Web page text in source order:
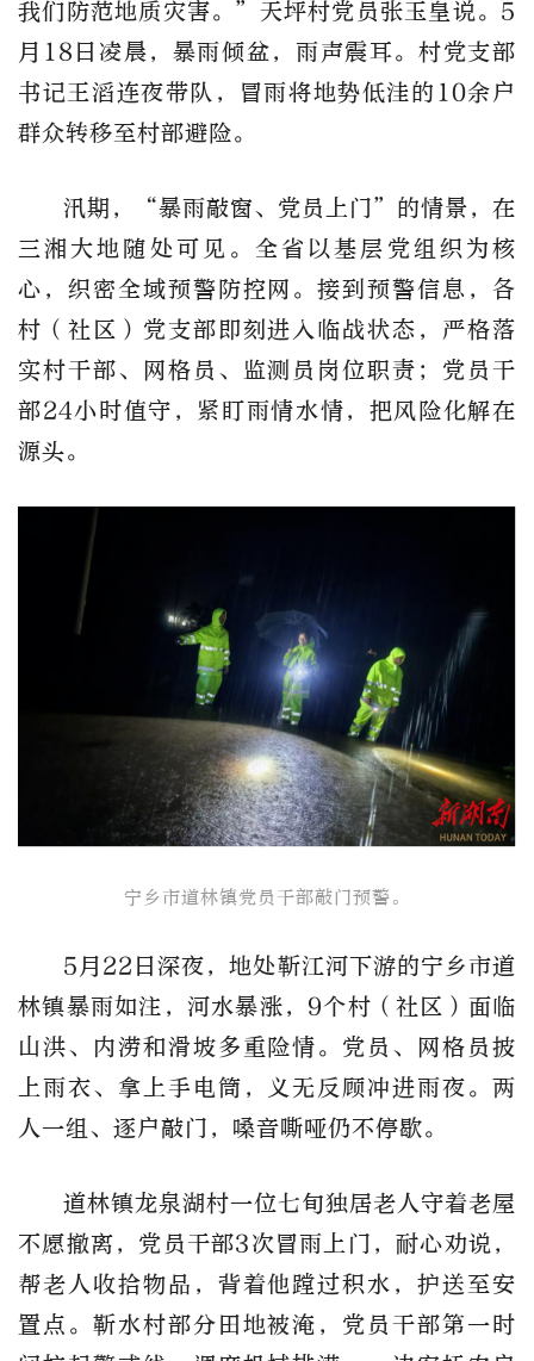
我们防范地质灾害。”天坪村党员张玉皇说。5
月18日凌晨，暴雨倾盆，雨声震耳。村党支部
书记王滔连夜带队，冒雨将地势低洼的10余户
群众转移至村部避险。
汛期，“暴雨敲窗、党员上门”的情景，在
三湘大地随处可见。全省以基层党组织为核
心，织密全域预警防控网。接到预警信息，各
村（社区）党支部即刻进入临战状态，严格落
实村干部、网格员、监测员岗位职责；党员干
部24小时值守，紧盯雨情水情，把风险化解在
源头。
宁乡市道林镇​党员干部敲门预警。
5月22日深夜，地处靳江河下游的宁乡市道
林镇暴雨如注，河水暴涨，9个村（社区）面临
山洪、内涝和滑坡多重险情。党员、网格员披
上雨衣、拿上手电筒，义无反顾冲进雨夜。两
人一组、逐户敲门，嗓音嘶哑仍不停歇。
道林镇龙泉湖村一位七旬独居老人守着老屋
不愿撤离，党员干部3次冒雨上门，耐心劝说，
帮老人收拾物品，背着他蹚过积水，护送至安
置点。靳水村部分田地被淹，党员干部第一时